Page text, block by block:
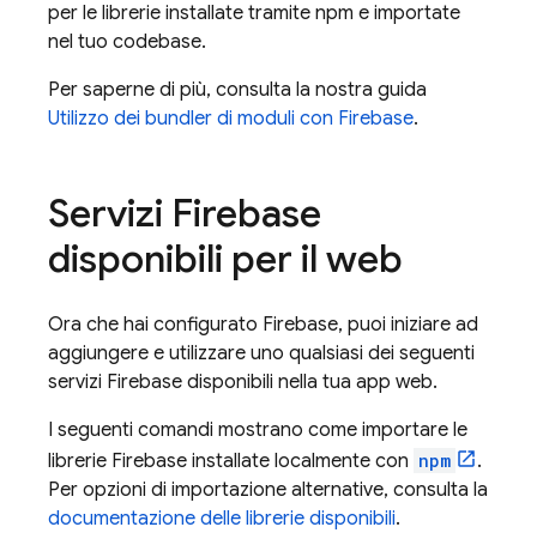
per le librerie installate tramite npm e importate
nel tuo codebase.
Per saperne di più, consulta la nostra guida
Utilizzo dei bundler di moduli con Firebase.
Servizi Firebase
disponibili per il web
Ora che hai configurato Firebase, puoi iniziare ad
aggiungere e utilizzare uno qualsiasi dei seguenti
servizi Firebase disponibili nella tua app web.
I seguenti comandi mostrano come importare le
librerie Firebase installate localmente con npm
.
Per opzioni di importazione alternative, consulta la
documentazione delle librerie disponibili.